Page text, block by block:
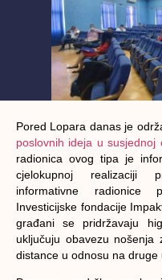
Pored Lopara danas je
poslovnih ideja u susjednoj
radionica ovog tipa je
cjelokupnoj realizaciji
informativne radionice
Investicijske fondacije
građani se pridržavaju
uključuju obavezu nošenja
distance u odnosu na druge